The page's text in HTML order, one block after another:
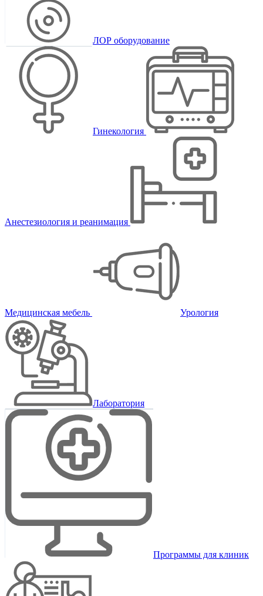
ЛОР оборудование
Гинекология
Анестезиология и реанимация
Медицинская мебель Урология
Лаборатория
Программы для клиник